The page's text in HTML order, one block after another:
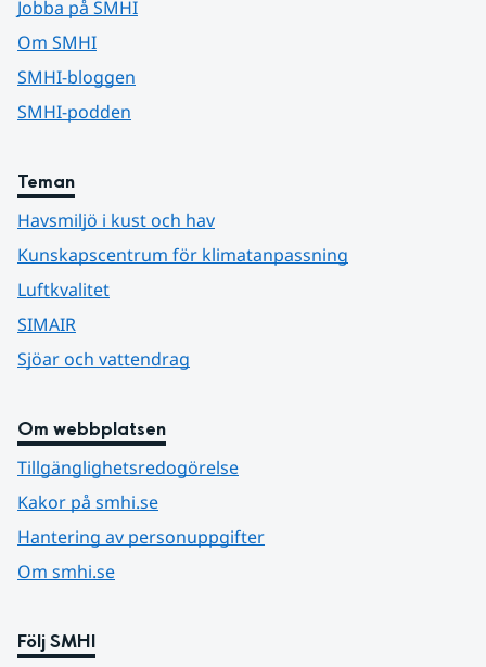
Jobba på SMHI
Om SMHI
SMHI-bloggen
SMHI-podden
Teman
Havsmiljö i kust och hav
Kunskapscentrum för klimatanpassning
Luftkvalitet
SIMAIR
Sjöar och vattendrag
Om webbplatsen
Tillgänglighetsredogörelse
Kakor på smhi.se
Hantering av personuppgifter
Om smhi.se
Följ SMHI